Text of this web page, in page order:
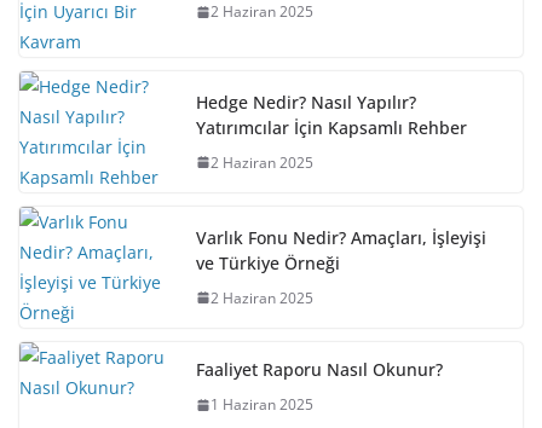
2 Haziran 2025
Hedge Nedir? Nasıl Yapılır?
Yatırımcılar İçin Kapsamlı Rehber
2 Haziran 2025
Varlık Fonu Nedir? Amaçları, İşleyişi
ve Türkiye Örneği
2 Haziran 2025
Faaliyet Raporu Nasıl Okunur?
1 Haziran 2025